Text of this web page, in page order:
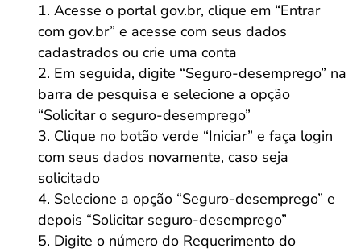
Acesse o portal gov.br, clique em “Entrar
com gov.br” e acesse com seus dados
cadastrados ou crie uma conta
Em seguida, digite “Seguro-desemprego” na
barra de pesquisa e selecione a opção
“Solicitar o seguro-desemprego”
Clique no botão verde “Iniciar” e faça login
com seus dados novamente, caso seja
solicitado
Selecione a opção “Seguro-desemprego” e
depois “Solicitar seguro-desemprego”
Digite o número do Requerimento do